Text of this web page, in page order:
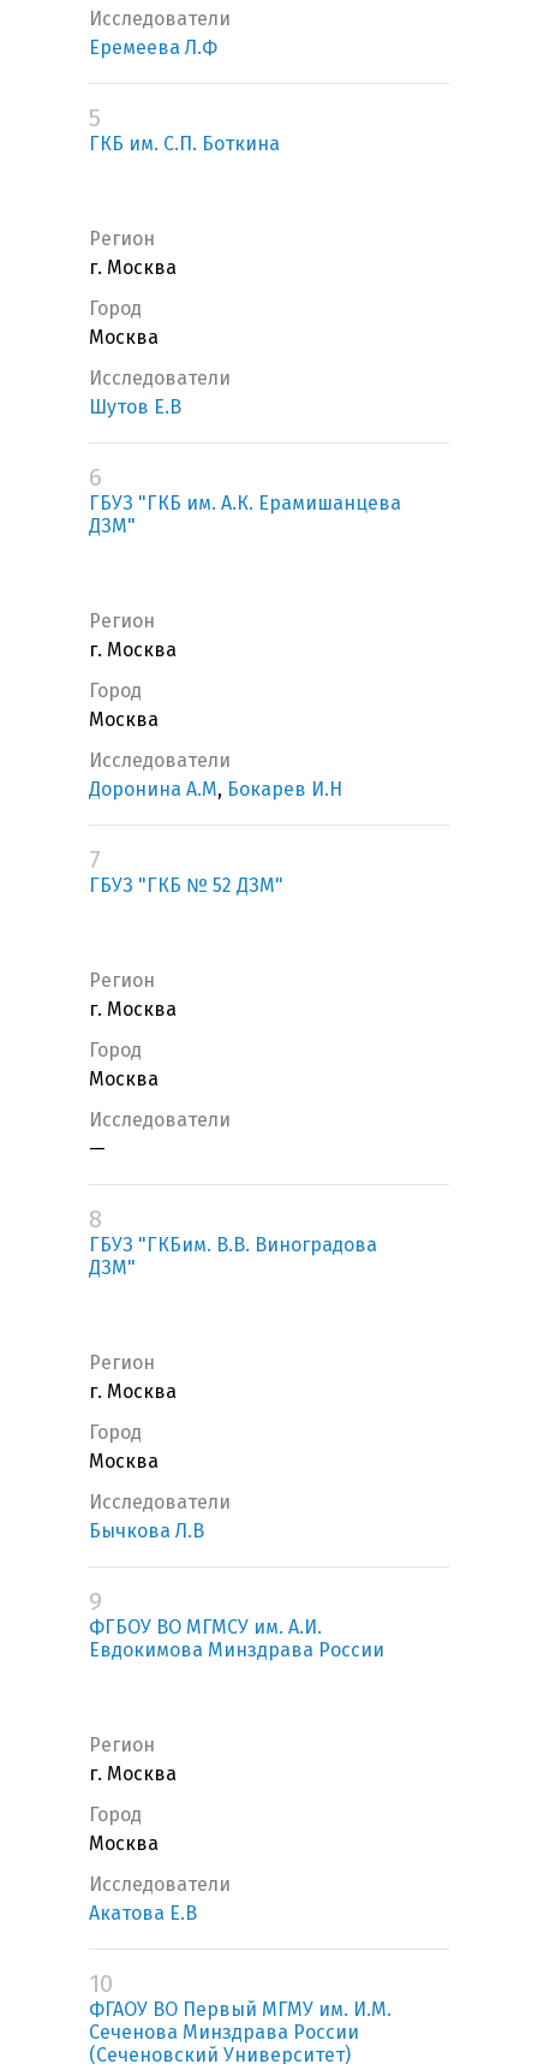
Исследователи
Еремеева Л.Ф
5
ГКБ им. С.П. Боткина
Регион
г. Москва
Город
Москва
Исследователи
Шутов Е.В
6
ГБУЗ "ГКБ им. А.К. Ерамишанцева
ДЗМ"
Регион
г. Москва
Город
Москва
Исследователи
Доронина А.М, Бокарев И.Н
7
ГБУЗ "ГКБ № 52 ДЗМ"
Регион
г. Москва
Город
Москва
Исследователи
—
8
ГБУЗ "ГКБим. В.В. Виноградова
ДЗМ"
Регион
г. Москва
Город
Москва
Исследователи
Бычкова Л.В
9
ФГБОУ ВО МГМСУ им. А.И.
Евдокимова Минздрава России
Регион
г. Москва
Город
Москва
Исследователи
Акатова Е.В
10
ФГАОУ ВО Первый МГМУ им. И.М.
Сеченова Минздрава России
(Сеченовский Университет)